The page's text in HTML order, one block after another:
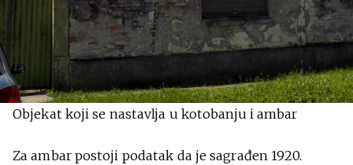
Objekat koji se nastavlja u kotobanju i ambar
Za ambar postoji podatak da je sagrađen 1920.